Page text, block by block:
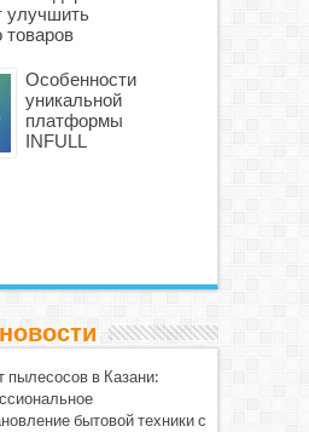
улучшить
товаров
Особенности
уникальной
платформы
INFULL
пылесосов в Казани:
бытовой техники с